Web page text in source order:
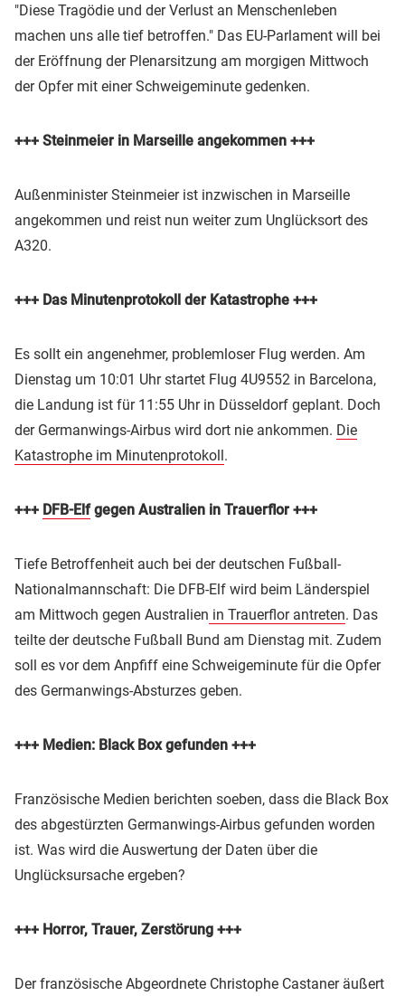
"Diese Tragödie und der Verlust an Menschenleben
machen uns alle tief betroffen." Das EU-Parlament will bei
der Eröffnung der Plenarsitzung am morgigen Mittwoch
der Opfer mit einer Schweigeminute gedenken.
+++ Steinmeier in Marseille angekommen +++
Außenminister Steinmeier ist inzwischen in Marseille
angekommen und reist nun weiter zum Unglücksort des
A320.
+++ Das Minutenprotokoll der Katastrophe +++
Es sollt ein angenehmer, problemloser Flug werden. Am
Dienstag um 10:01 Uhr startet Flug 4U9552 in Barcelona,
die Landung ist für 11:55 Uhr in Düsseldorf geplant. Doch
der Germanwings-Airbus wird dort nie ankommen. Die
Katastrophe im Minutenprotokoll.
+++ DFB-Elfgegen Australien in Trauerflor +++
Tiefe Betroffenheit auch bei der deutschen Fußball-
Nationalmannschaft: Die DFB-Elf wird beim Länderspiel
am Mittwoch gegen Australien in Trauerflor antreten. Das
teilte der deutsche Fußball Bund am Dienstag mit. Zudem
soll es vor dem Anpfiff eine Schweigeminute für die Opfer
des Germanwings-Absturzes geben.
+++ Medien: Black Box gefunden +++
Französische Medien berichten soeben, dass die Black Box
des abgestürzten Germanwings-Airbus gefunden worden
ist. Was wird die Auswertung der Daten über die
Unglücksursache ergeben?
+++ Horror, Trauer, Zerstörung +++
Der französische Abgeordnete Christophe Castaner äußert